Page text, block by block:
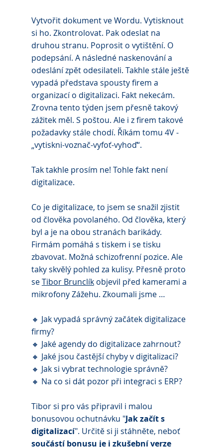
Vytvořit dokument ve Wordu. Vytisknout
si ho. Zkontrolovat. Pak odeslat na
druhou stranu. Poprosit o vytištění. O
podepsání. A následné naskenování a
odeslání zpět odesilateli. Takhle stále ještě
vypadá představa spousty firem a
organizací o digitalizaci. Fakt nekecám.
Zrovna tento týden jsem přesně takový
zážitek měl. S poštou. Ale i z firem takové
požadavky stále chodí. Říkám tomu 4V -
„vytiskni-voznač-vyfoť-vyhoď“.
Tak takhle prosím ne! Tohle fakt není
digitalizace.
Co je digitalizace, to jsem se snažil zjistit
od člověka povolaného. Od člověka, který
byl a je na obou stranách barikády.
Firmám pomáhá s tiskem i se tisku
zbavovat. Možná schizofrenní pozice. Ale
taky skvělý pohled za kulisy. Přesně proto
se Tibor Brunclík objevil před kamerami a
mikrofony Zážehu. Zkoumali jsme …
🔸 Jak vypadá správný začátek digitalizace
firmy?
🔸 Jaké agendy do digitalizace zahrnout?
🔸 Jaké jsou častější chyby v digitalizaci?
🔸 Jak si vybrat technologie správně?
🔸 Na co si dát pozor při integraci s ERP?
Tibor si pro vás připravil i malou
bonusovou ochutnávku "Jak začít s
digitalizací". Určitě si ji stáhněte, neboť
součástí bonusu je i zkušební verze